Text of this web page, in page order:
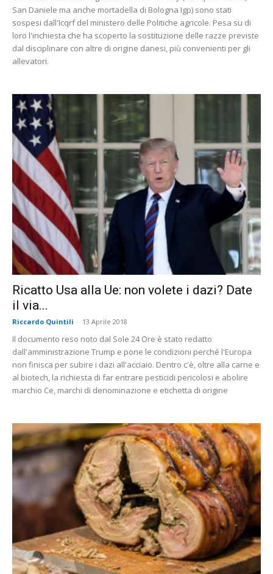
San Daniele ma anche mortadella di Bologna Igp) sono stati
sospesi dall'Icqrf del ministero delle Politiche agricole. Pesa su di
loro l'inchiesta che ha scoperto la sostituzione delle razze previste
dal disciplinare con altre di origine danesi, più convenienti per gli
allevatori.
Ricatto Usa alla Ue: non volete i dazi? Date
il via...
Riccardo Quintili - 13 Aprile 2018
Il documento reso noto dal Sole 24 Ore è stato redatto
dall'amministrazione Trump e pone le condizioni perché l'Europa
non finisca per subire i dazi all'acciaio. Dentro c'è, oltre alla carne e
al biotech, la richiesta di far entrare pesticidi pericolosi e abolire
marchio Ce, marchi di denominazione e etichetta di origine